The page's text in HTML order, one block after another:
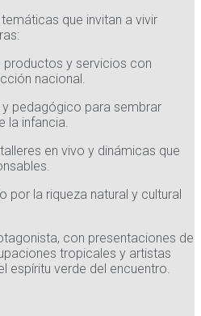
que invitan a vivir
productos y servicios con
nacional.
y pedagógico para sembrar
la infancia.
en vivo y dinámicas que
por la riqueza natural y cultural
con presentaciones de
tropicales y artistas
espíritu verde del encuentro.